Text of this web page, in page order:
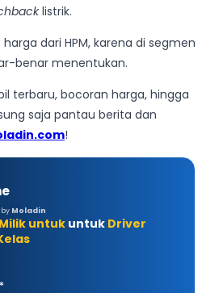
listrik.
dari HPM, karena di segmen
benar menentukan.
terbaru, bocoran harga, hingga
saja pantau berita dan
!
Moladin
untukuntuk Driver